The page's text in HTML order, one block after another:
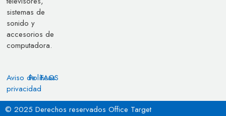
sistemas de
sonido y
accesorios de
computadora.
Aviso de
privacidad
Políticas
FAQS
© 2025 Derechos reservados Office Target